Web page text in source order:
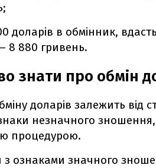
доларів в обмінник,
8 880 гривень.
знати про обмін
доларів залежить від
незначного
процедурою.
ознаками значного